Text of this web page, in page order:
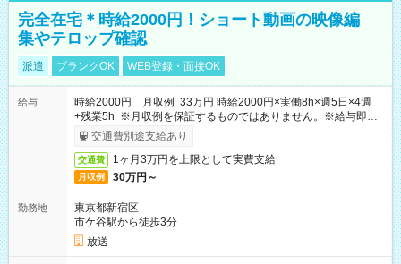
完全在宅＊時給2000円！ショート動画の映像編
集やテロップ確認
派遣 ブランクOK WEB登録・面接OK
給与
時給2000円 月収例 33万円 時給2000円×実働8h×週5日×4週
+残業5h ※月収例を保証するものではありません。※給与即受
取りサービス利用可（利用条件有）
交通費別途支給あり
交通費 1ヶ月3万円を上限として実費支給
月収例 30万円～
勤務地
東京都新宿区
市ケ谷駅から徒歩3分
放送